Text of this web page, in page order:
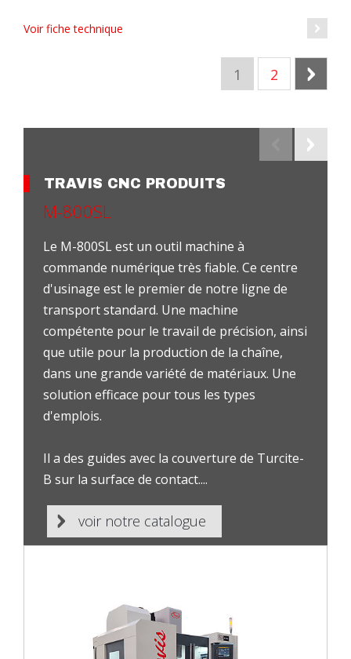
Voir fiche technique
1 2
TRAVIS CNC PRODUITS
voir notre catalogue
M-800SL
Le M-800SL est un outil machine à
commande numérique très fiable. Ce centre
d'usinage est le premier de notre ligne de
transport standard. Une machine
compétente pour le travail de précision, ainsi
que utile pour la production de la chaîne,
dans une grande variété de matériaux. Une
solution efficace pour tous les types
d'emplois.
Il a des guides avec la couverture de Turcite-
B sur la surface de contact....